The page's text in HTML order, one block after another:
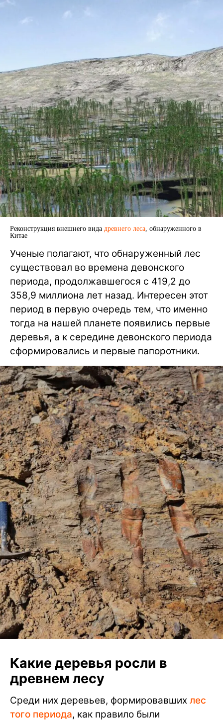
Реконструкция внешнего вида древнего леса , обнаруженного в
Китае
Ученые полагают, что обнаруженный лес
существовал во времена девонского
периода, продолжавшегося с 419,2 до
358,9 миллиона лет назад. Интересен этот
период в первую очередь тем, что именно
тогда на нашей планете появились первые
деревья, а к середине девонского периода
сформировались и первые папоротники.
Какие деревья росли в
древнем лесу
Среди них деревьев, формировавших лес
того периода, как правило были